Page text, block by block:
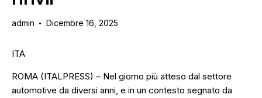
admin Dicembre 16, 2025
ITA
ROMA (ITALPRESS) – Nel giorno più atteso dal settore
automotive da diversi anni, e in un contesto segnato da